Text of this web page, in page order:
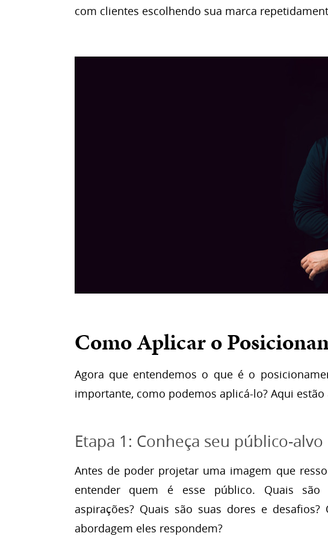
com clientes escolhendo sua marca
Como Aplicar o
Agora que entendemos o que é o
importante, como podemos aplicá-lo? Aqui estão
Etapa 1: Conheça seu público-alvo
Antes de poder projetar uma imagem que
entender quem é esse público. Quais são
aspirações? Quais são suas dores e
abordagem eles respondem?